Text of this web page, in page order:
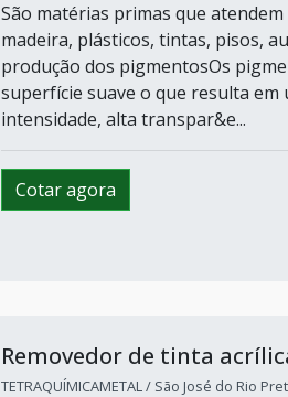
São matérias primas que
madeira, plásticos, tintas, pisos,
produção dos pigmentosOs
superfície suave o que resulta em
intensidade, alta transpar&e...
Cotar agora
Removedor de tinta
TETRAQUÍMICAMETAL / São José do Rio